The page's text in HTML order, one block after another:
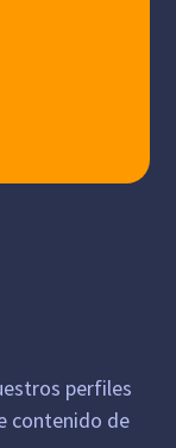
perfiles
contenido de